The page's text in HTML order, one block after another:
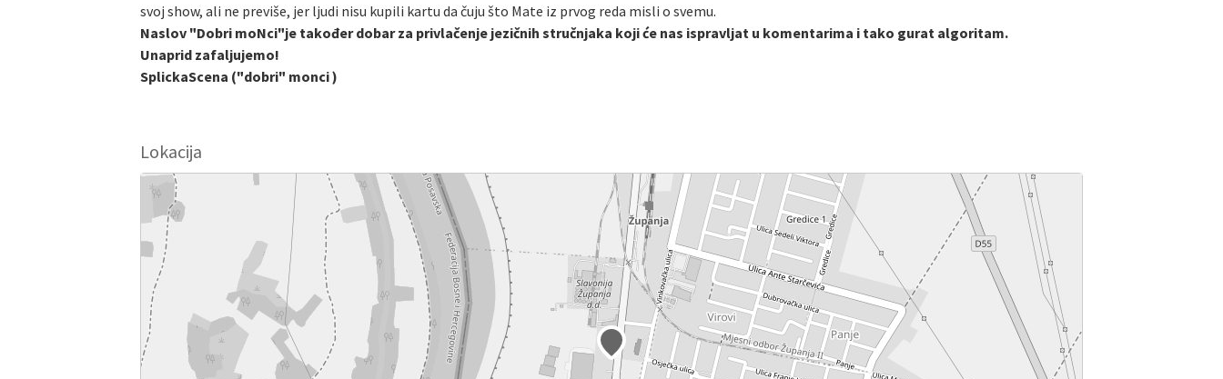
svoj show, ali ne previše, jer ljudi nisu kupili kartu da čuju što Mate iz prvog reda misli o svemu.
Naslov "Dobri moNci"je također dobar za privlačenje jezičnih stručnjaka koji će nas ispravljat u komentarima i tako gurat algoritam.
Unaprid zafaljujemo!
SplickaScena ("dobri" monci )
Lokacija